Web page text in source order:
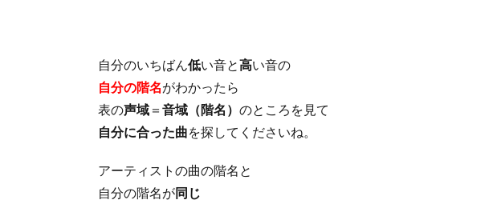
自分のいちばん低い音と高い音の
自分の階名がわかったら
表の声域 ＝ 音域（階名） のところを見て
自分に合った曲を探してくださいね。
アーティストの曲の階名と
自分の階名が同じ